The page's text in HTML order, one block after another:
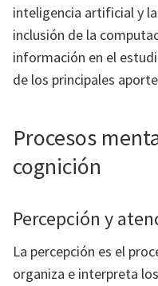
inteligencia artificial y
inclusión de la
información en el
de los principales
Procesos
cognición
Percepción y
La percepción es el
organiza e interpreta